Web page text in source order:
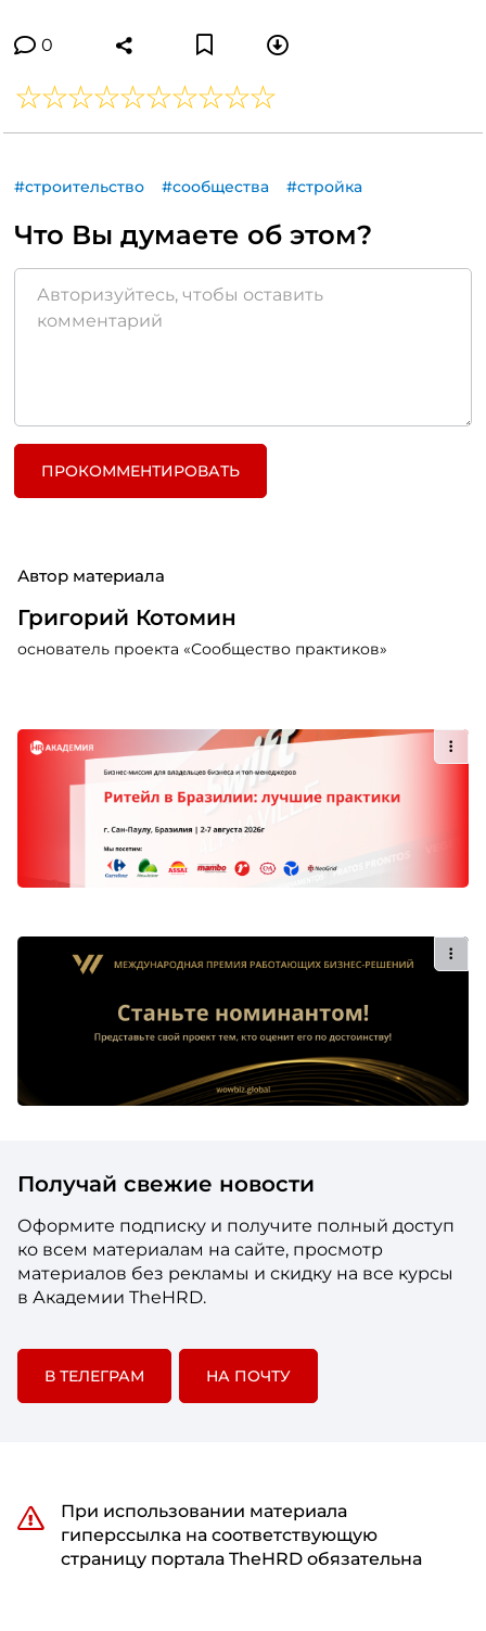
Автор материала
Григорий Котомин
основатель проекта «Сообщество практиков»
0
#строительство #сообщества #стройка
Что Вы думаете об этом?
ПРОКОММЕНТИРОВАТЬ
Получай свежие новости
Оформите подписку и получите полный доступ
ко всем материалам на сайте, просмотр
материалов без рекламы и скидку на все курсы
в Академии TheHRD.
В ТЕЛЕГРАМ НА ПОЧТУ
При использовании материала
гиперссылка на соответствующую
страницу портала TheHRD обязательна